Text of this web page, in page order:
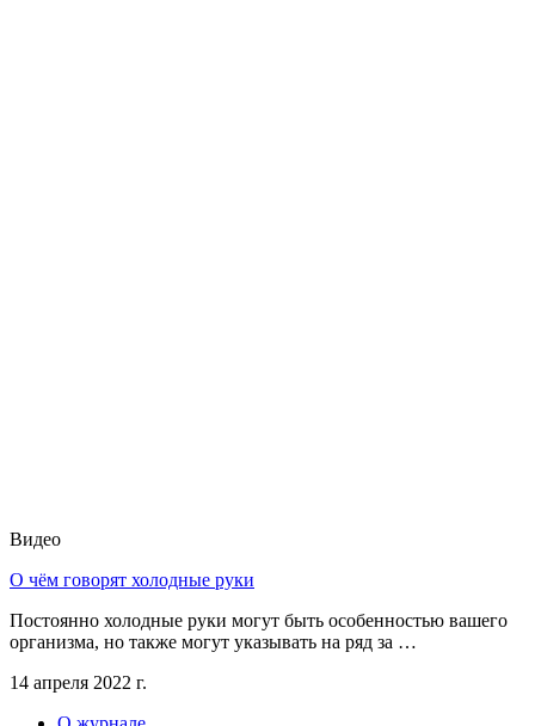
Видео
О чём говорят холодные руки
Постоянно холодные руки могут быть особенностью вашего
организма, но также могут указывать на ряд за …
14 апреля 2022 г.